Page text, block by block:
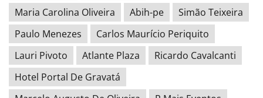
Maria Carolina Oliveira
Abih-pe
Simão Teixeira
Paulo Menezes
Carlos Maurício Periquito
Lauri Pivoto
Atlante Plaza
Ricardo Cavalcanti
Hotel Portal De Gravatá